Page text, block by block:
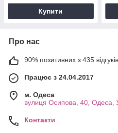
Купити
Про нас
90% позитивних з 435
Працює з 24.04.2017
м. Одеса
вулиця Осипова, 40, Одеса,
Контакти